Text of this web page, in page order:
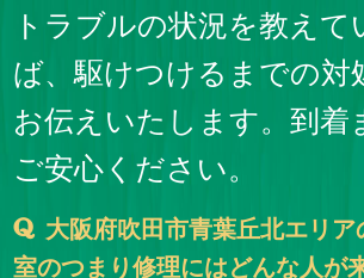
トラブルの状況を教えて
ば、駆けつけるまでの対
お伝えいたします。到着
ご安心ください。
大阪府吹田市青葉丘北エリア
室のつまり修理にはどんな人が